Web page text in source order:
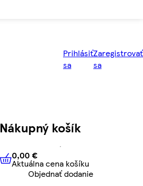
Prihlásiť
sa
Zaregistrovať
sa
Nákupný košík
0,00 € Aktuálna cena košíku
0,00 €
Aktuálna cena košíku
Objednať dodanie